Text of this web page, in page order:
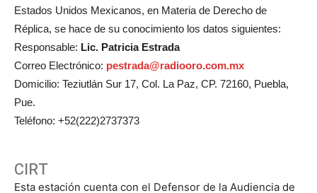
Estados Unidos Mexicanos, en Materia de Derecho de
Réplica, se hace de su conocimiento los datos siguientes:
Responsable: Lic. Patricia Estrada
Correo Electrónico: pestrada@radiooro.com.mx
Domicilio: Teziutlán Sur 17, Col. La Paz, CP. 72160, Puebla,
Pue.
Teléfono: +52(222)2737373
CIRT
Esta estación cuenta con el Defensor de la Audiencia de